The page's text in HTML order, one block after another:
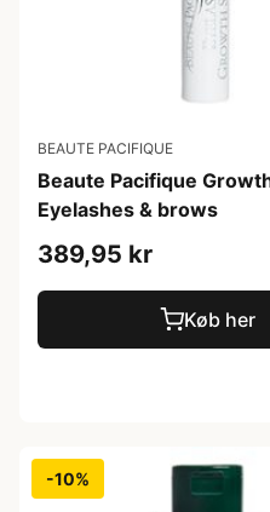
BEAUTE PACIFIQUE
Beaute Pacifique
Eyelashes & brows
389,95 kr
Køb her
-10%